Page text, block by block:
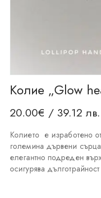
Колие „Glow
20.00€ / 39.12 лв.
Колието е изработено
големина дървени
елегантно подреден
осигурява